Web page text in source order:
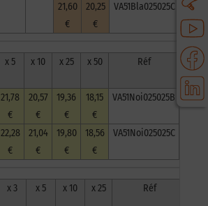
21,60
€
20,25
€
VA51Bla025025C
x 5 x 10 x 25 x 50 Réf
21,78
€
20,57
€
19,36
€
18,15
€
VA51Noi025025B
22,28
€
21,04
€
19,80
€
18,56
€
VA51Noi025025C
x 3 x 5 x 10 x 25 Réf